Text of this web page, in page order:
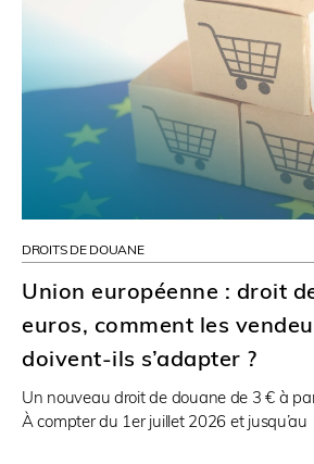
DROITS DE DOUANE
Union européenne : droit
euros, comment les
doivent-ils s’adapter ?
Un nouveau droit de douane de 3 € à
À compter du 1er juillet 2026 et